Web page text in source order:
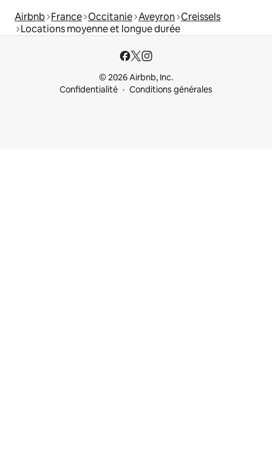
Airbnb France Occitanie Aveyron Creissels
Locations moyenne et longue durée
© 2026 Airbnb, Inc.
Confidentialité
Conditions générales